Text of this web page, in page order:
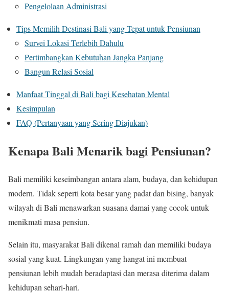
Pengelolaan Administrasi
Tips Memilih Destinasi Bali yang Tepat untuk Pensiunan
Survei Lokasi Terlebih Dahulu
Pertimbangkan Kebutuhan Jangka Panjang
Bangun Relasi Sosial
Manfaat Tinggal di Bali bagi Kesehatan Mental
Kesimpulan
FAQ (Pertanyaan yang Sering Diajukan)
Kenapa Bali Menarik bagi Pensiunan?
Bali memiliki keseimbangan antara alam, budaya, dan kehidupan
modern. Tidak seperti kota besar yang padat dan bising, banyak
wilayah di Bali menawarkan suasana damai yang cocok untuk
menikmati masa pensiun.
Selain itu, masyarakat Bali dikenal ramah dan memiliki budaya
sosial yang kuat. Lingkungan yang hangat ini membuat
pensiunan lebih mudah beradaptasi dan merasa diterima dalam
kehidupan sehari-hari.